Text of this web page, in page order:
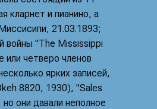
кларнет и пианино, а
21.03.1893;
"The Mississippi
или четверо членов
ярких записей,
8820, 1930), "Sales
они давали неполное